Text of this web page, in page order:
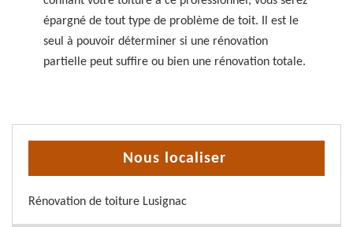
épargné de tout type de problème de toit. Il est le
seul à pouvoir déterminer si une rénovation
partielle peut suffire ou bien une rénovation totale.
Nous localiser
Rénovation de toiture Lusignac